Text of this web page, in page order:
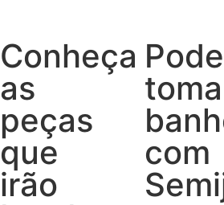
Conheça
as
peças
que
irão
Pode
com